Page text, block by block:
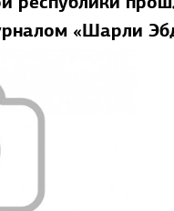
«Шарли